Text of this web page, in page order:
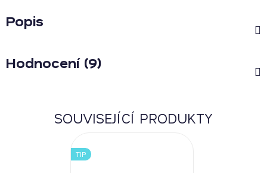
Popis
Hodnocení (9)
SOUVISEJÍCÍ PRODUKTY
TIP